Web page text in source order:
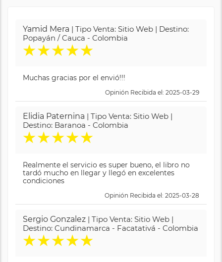
Yamid Mera | Tipo Venta: Sitio Web | Destino:
Popayán / Cauca - Colombia
★★★★★
Muchas gracias por el envió!!!
Opinión Recibida el: 2025-03-29
Elidia Paternina | Tipo Venta: Sitio Web |
Destino: Baranoa - Colombia
★★★★★
Realmente el servicio es super bueno, el libro no
tardó mucho en llegar y llegó en excelentes
condiciones
Opinión Recibida el: 2025-03-28
Sergio Gonzalez | Tipo Venta: Sitio Web |
Destino: Cundinamarca - Facatativá - Colombia
★★★★★